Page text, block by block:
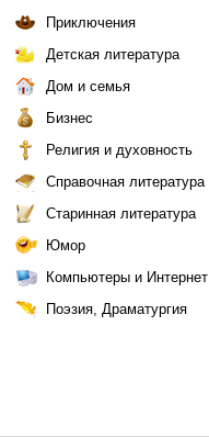
Приключения
Детская литература
Дом и семья
Бизнес
Религия и духовность
Справочная литература
Старинная литература
Юмор
Компьютеры и Интернет
Поэзия, Драматургия